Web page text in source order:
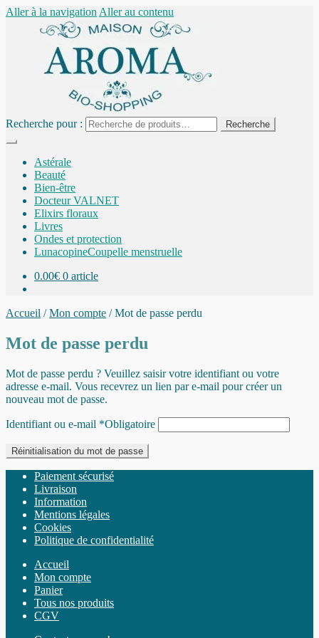
Aller à la navigation Aller au contenu
Recherche pour : Recherche
Astérale
Beauté
Bien-être
Docteur VALNET
Elixirs floraux
Livres
Ondes et protection
LunacopineCoupelle menstruelle
0.00€ 0 article
Accueil /Mon compte /Mot de passe perdu
Mot de passe perdu
Mot de passe perdu ? Veuillez saisir votre identifiant ou votre
adresse e-mail. Vous recevrez un lien par e-mail pour créer un
nouveau mot de passe.
Identifiant ou e-mail *Obligatoire
Réinitialisation du mot de passe
Paiement sécurisé
Livraison
Information
Mentions légales
Cookies
Politique de confidentialité
Accueil
Mon compte
Panier
Tous nos produits
CGV